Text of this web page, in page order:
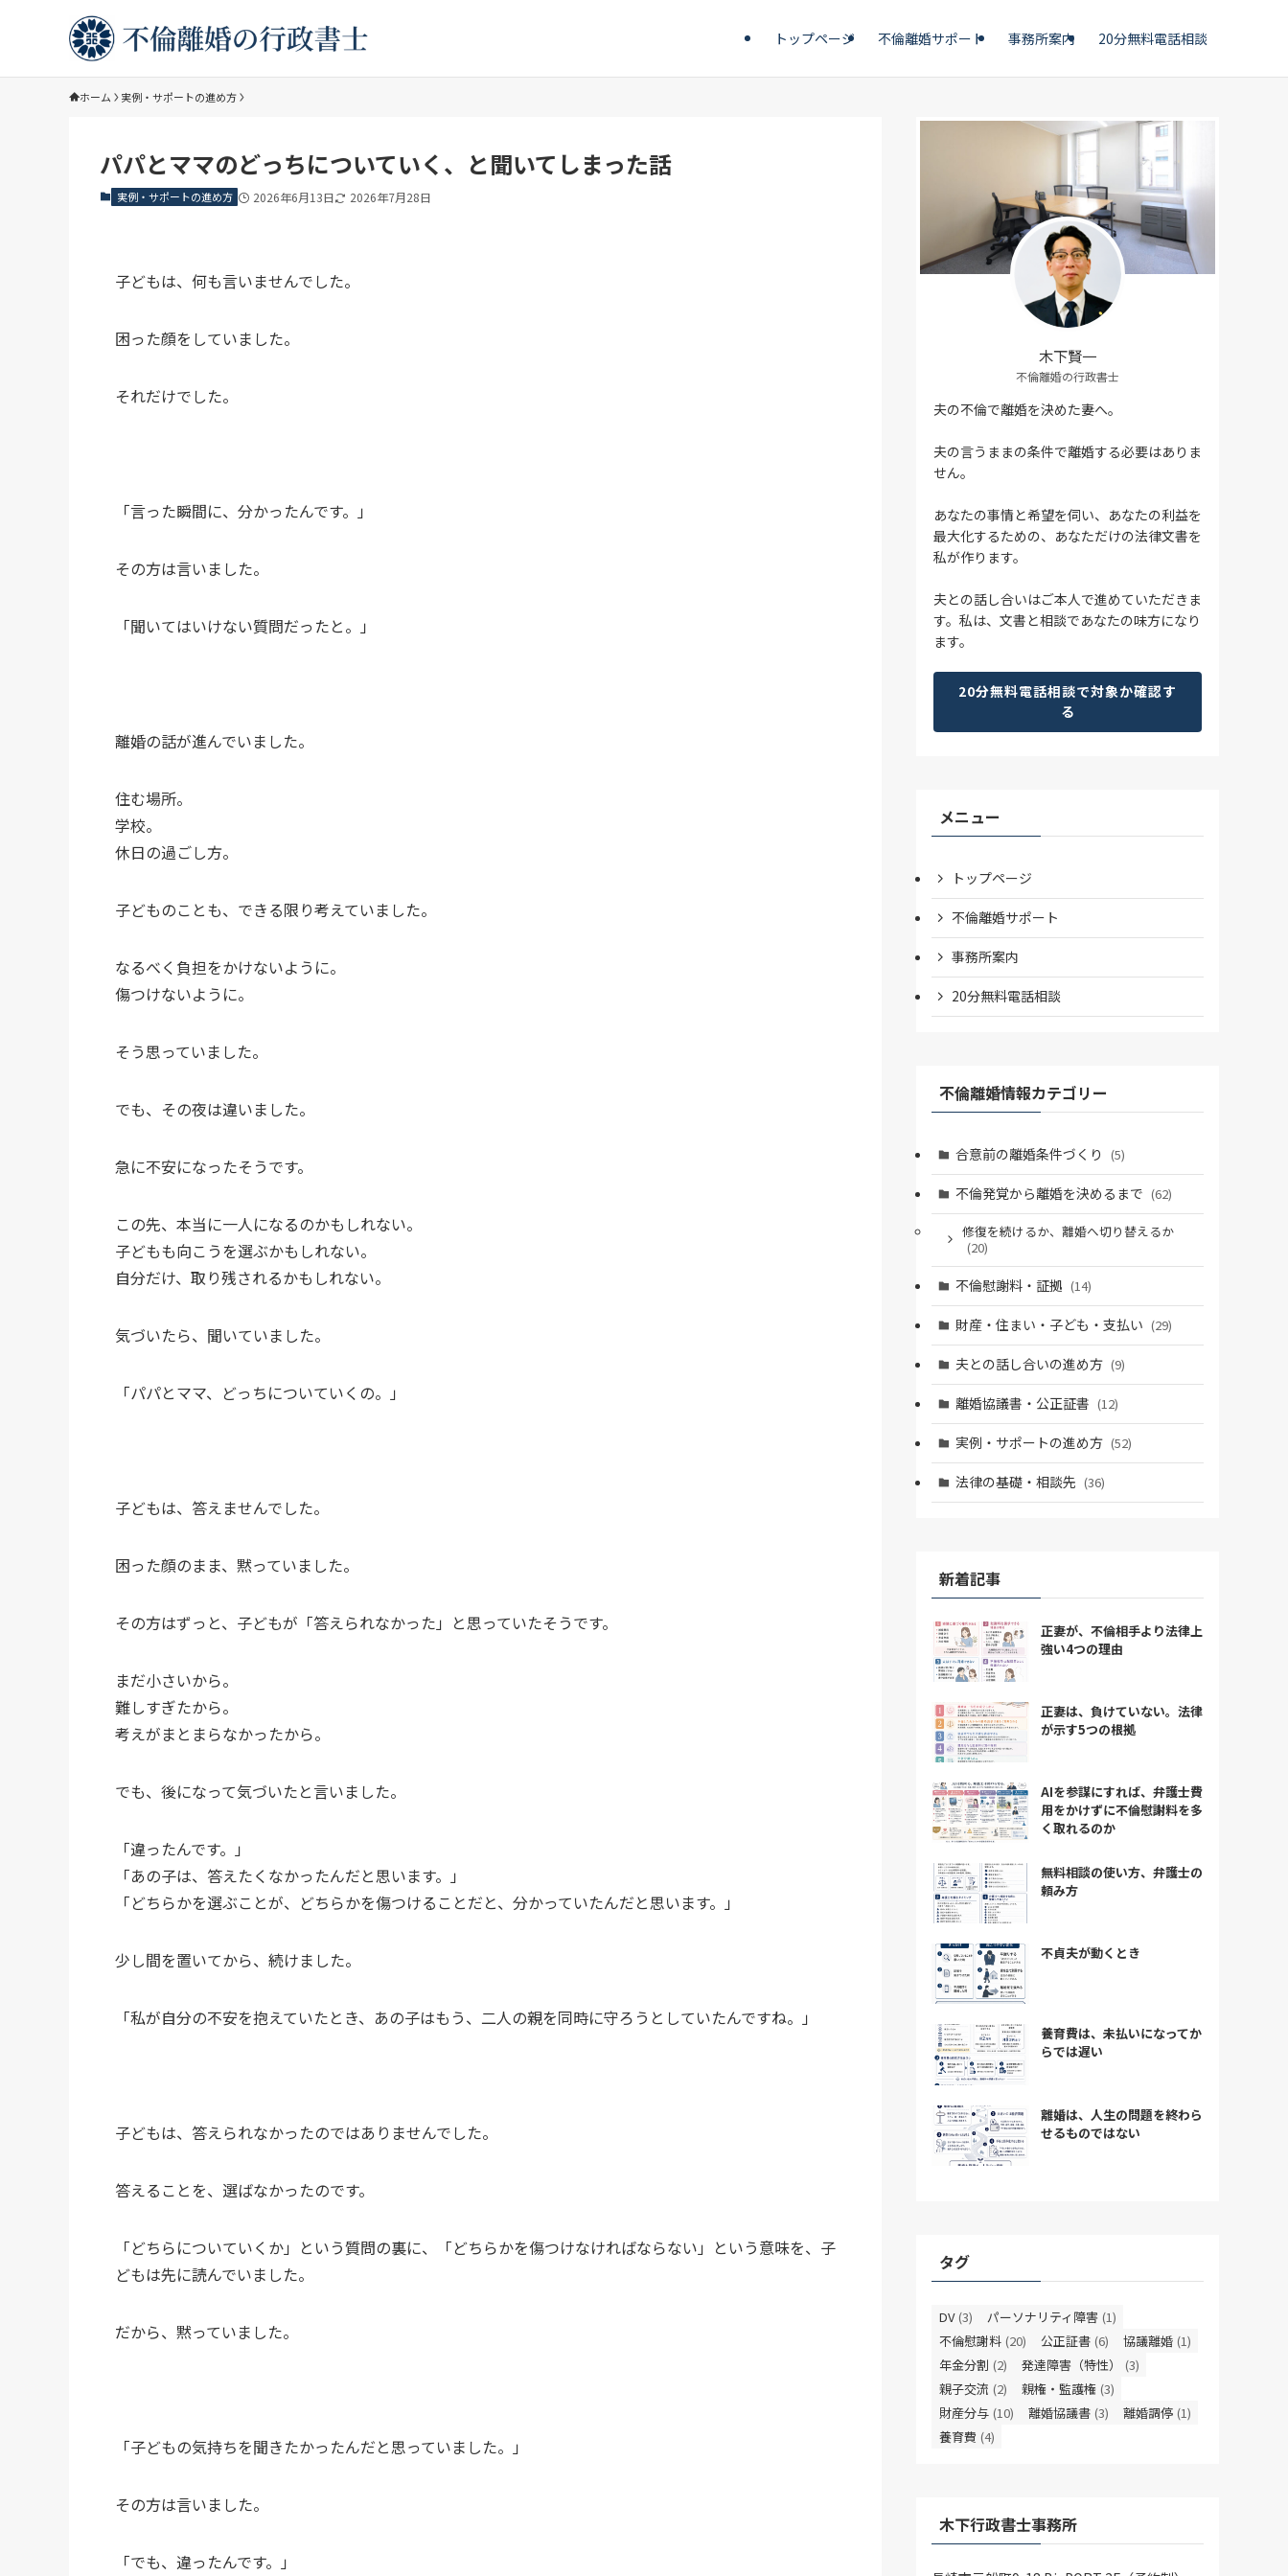
トップページ 不倫離婚サポート 事務所案内 20分無料電話相談
ホーム 実例・サポートの進め方
パパとママのどっちについていく、と聞いてしまった話
実例・サポートの進め方 2026年6月13日 2026年7月28日
子どもは、何も言いませんでした。
困った顔をしていました。
それだけでした。
「言った瞬間に、分かったんです。」
その方は言いました。
「聞いてはいけない質問だったと。」
離婚の話が進んでいました。
住む場所。
学校。
休日の過ごし方。
子どものことも、できる限り考えていました。
なるべく負担をかけないように。
傷つけないように。
そう思っていました。
でも、その夜は違いました。
急に不安になったそうです。
この先、本当に一人になるのかもしれない。
子どもも向こうを選ぶかもしれない。
自分だけ、取り残されるかもしれない。
気づいたら、聞いていました。
「パパとママ、どっちについていくの。」
子どもは、答えませんでした。
困った顔のまま、黙っていました。
その方はずっと、子どもが「答えられなかった」と思っていたそうです。
まだ小さいから。
難しすぎたから。
考えがまとまらなかったから。
でも、後になって気づいたと言いました。
「違ったんです。」
「あの子は、答えたくなかったんだと思います。」
「どちらかを選ぶことが、どちらかを傷つけることだと、分かっていたんだと思います。」
少し間を置いてから、続けました。
「私が自分の不安を抱えていたとき、あの子はもう、二人の親を同時に守ろうとしていたんですね。」
子どもは、答えられなかったのではありませんでした。
答えることを、選ばなかったのです。
「どちらについていくか」という質問の裏に、「どちらかを傷つけなければならない」という意味を、子
どもは先に読んでいました。
だから、黙っていました。
「子どもの気持ちを聞きたかったんだと思っていました。」
その方は言いました。
「でも、違ったんです。」
木下賢一
不倫離婚の行政書士
夫の不倫で離婚を決めた妻へ。
夫の言うままの条件で離婚する必要はありま
せん。
あなたの事情と希望を伺い、あなたの利益を
最大化するための、あなただけの法律文書を
私が作ります。
夫との話し合いはご本人で進めていただきま
す。私は、文書と相談であなたの味方になり
ます。
20分無料電話相談で対象か確認す
る
メニュー
トップページ
不倫離婚サポート
事務所案内
20分無料電話相談
不倫離婚情報カテゴリー
合意前の離婚条件づくり (5)
不倫発覚から離婚を決めるまで (62)
修復を続けるか、離婚へ切り替えるか
(20)
不倫慰謝料・証拠 (14)
財産・住まい・子ども・支払い (29)
夫との話し合いの進め方 (9)
離婚協議書・公正証書 (12)
実例・サポートの進め方 (52)
法律の基礎・相談先 (36)
新着記事
正妻が、不倫相手より法律上
強い4つの理由
正妻は、負けていない。法律
が示す5つの根拠
AIを参謀にすれば、弁護士費
用をかけずに不倫慰謝料を多
く取れるのか
無料相談の使い方、弁護士の
頼み方
不貞夫が動くとき
養育費は、未払いになってか
らでは遅い
離婚は、人生の問題を終わら
せるものではない
タグ
DV (3) パーソナリティ障害 (1)
不倫慰謝料 (20) 公正証書 (6) 協議離婚 (1)
年金分割 (2) 発達障害（特性）
(3)
親子交流 (2) 親権・監護権 (3)
財産分与 (10) 離婚協議書 (3) 離婚調停 (1)
養育費 (4)
木下行政書士事務所